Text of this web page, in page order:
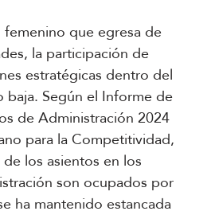
que egresa de
la participación de
estratégicas dentro del
baja. Según el Informe de
de Administración 2024
para la Competitividad,
los asientos en los
son ocupados por
ha mantenido estancada